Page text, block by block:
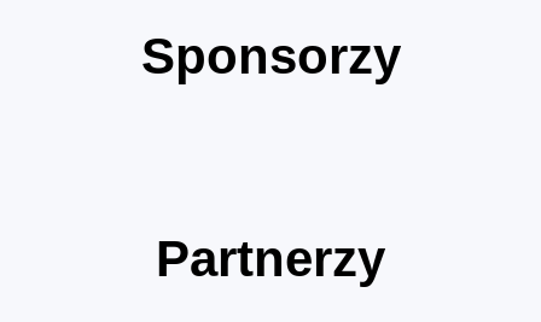
Sponsorzy
Partnerzy